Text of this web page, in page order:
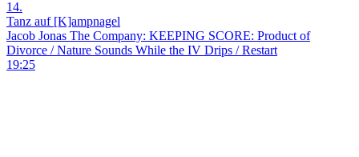
14.
Tanz auf [K]ampnagel
Jacob Jonas The Company: KEEPING SCORE: Product of
Divorce / Nature Sounds While the IV Drips / Restart
19:25